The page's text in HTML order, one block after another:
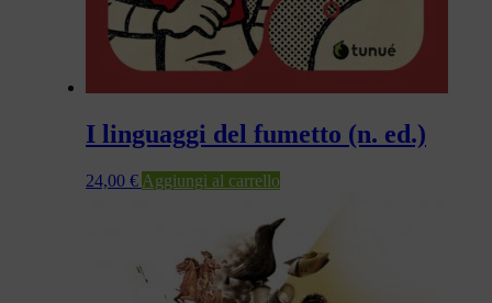
I linguaggi del fumetto (n. ed.)
24,00 € Aggiungi al carrello